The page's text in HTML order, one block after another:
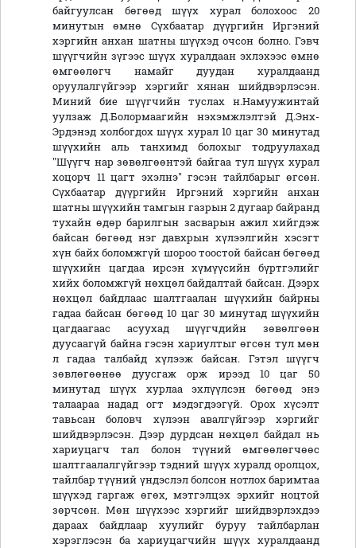
байгуулсан бөгөөд шүүх хурал болохоос 20
минутын өмнө Сүхбаатар дүүргийн Иргэний
хэргийн анхан шатны шүүхэд очсон болно. Гэвч
шүүгчийн зүгээс шүүх хуралдаан эхлэхээс өмнө
өмгөөлөгч намайг дуудан хуралдаанд
оруулалгүйгээр хэргийг хянан шийдвэрлэсэн.
Миний бие шүүгчийн туслах н.Намуужинтай
уулзаж Д.Болормаагийн нэхэмжлэлтэй Д.Энх-
Эрдэнэд холбогдох шүүх хурал 10 цаг 30 минутад
шүүхийн аль танхимд болохыг тодруулахад
"Шүүгч нар зөвөлгөөнтэй байгаа тул шүүх хурал
хоцорч 11 цагт эхэлнэ" гэсэн тайлбарыг өгсөн.
Сүхбаатар дүүргийн Иргэний хэргийн анхан
шатны шүүхийн тамгын газрын 2 дугаар байранд
тухайн өдөр барилгын засварын ажил хийгдэж
байсан бөгөөд нэг давхрын хүлээлгийн хэсэгт
хүн байх боломжгүй шороо тоостой байсан бөгөөд
шүүхийн цагдаа ирсэн хүмүүсийн бүртгэлийг
хийх боломжгүй нөхцөл байдалтай байсан. Дээрх
нөхцөл байдлаас шалтгаалан шүүхийн байрны
гадаа байсан бөгөөд 10 цаг 30 минутад шүүхийн
цагдаагаас асуухад шүүгчдийн зөвөлгөөн
дуусаагүй байна гэсэн хариултыг өгсөн тул мөн
л гадаа талбайд хүлээж байсан. Гэтэл шүүгч
зөвлөгөөнөө дуусгаж орж ирээд 10 цаг 50
минутад шүүх хурлаа эхлүүлсэн бөгөөд энэ
талаараа надад огт мэдэгдээгүй. Орох хүсэлт
тавьсан боловч хүлээн авалгүйгээр хэргийг
шийдвэрлэсэн. Дээр дурдсан нөхцөл байдал нь
хариуцагч тал болон түүний өмгөөлөгчөөс
шалтгаалалгүйгээр тэдний шүүх хуралд оролцох,
тайлбар түүний үндэслэл болсон нотлох баримтаа
шүүхэд гаргаж өгөх, мэтгэлцэх эрхийг ноцтой
зөрчсөн. Мөн шүүхээс хэргийг шийдвэрлэхдээ
дараах байдлаар хуулийг буруу тайлбарлан
хэрэглэсэн ба хариуцагчийн шүүх хуралдаанд